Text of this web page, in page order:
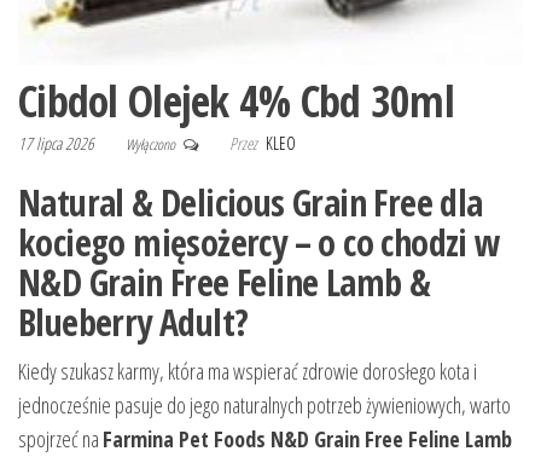
Cibdol Olejek 4% Cbd 30ml
17 lipca 2026 Wyłączono Przez KLEO
Natural & Delicious Grain Free dla
kociego mięsożercy – o co chodzi w
N&D Grain Free Feline Lamb &
Blueberry Adult?
Kiedy szukasz karmy, która ma wspierać zdrowie dorosłego kota i
jednocześnie pasuje do jego naturalnych potrzeb żywieniowych, warto
spojrzeć na Farmina Pet Foods N&D Grain Free Feline Lamb